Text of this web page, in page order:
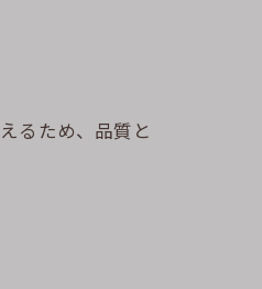
るため、品質と